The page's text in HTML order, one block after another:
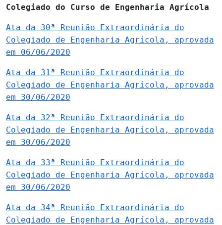
Colegiado do Curso de Engenharia Agrícola
Ata da 30ª Reunião Extraordinária do
Colegiado de Engenharia Agrícola, aprovada
em 06/06/2020
Ata da 31ª Reunião Extraordinária do
Colegiado de Engenharia Agrícola, aprovada
em 30/06/2020
Ata da 32ª Reunião Extraordinária do
Colegiado de Engenharia Agrícola, aprovada
em 30/06/2020
Ata da 33ª Reunião Extraordinária do
Colegiado de Engenharia Agrícola, aprovada
em 30/06/2020
Ata da 34ª Reunião Extraordinária do
Colegiado de Engenharia Agrícola, aprovada